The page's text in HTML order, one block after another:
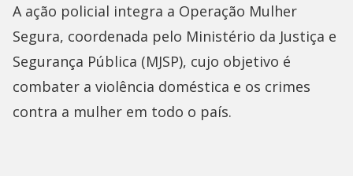
A ação policial integra a Operação Mulher
Segura, coordenada pelo Ministério da Justiça e
Segurança Pública (MJSP), cujo objetivo é
combater a violência doméstica e os crimes
contra a mulher em todo o país.